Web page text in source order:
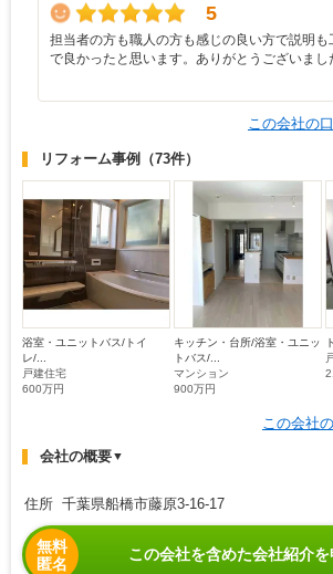
5
担当者の方も職人の方も感じの良い方で説明も
で良かったと思います。ありがとうございまし
この会社の
リフォーム事例 （73件）
浴室・ユニットバス/トイ
レ/...
戸建住宅
600万円
キッチン・台所/浴室・ユニッ
トバス/...
マンション
900万円
この会社
会社の概要▼
住所 千葉県船橋市藤原3-16-17
無料
匿名
この会社を含めた会社紹介